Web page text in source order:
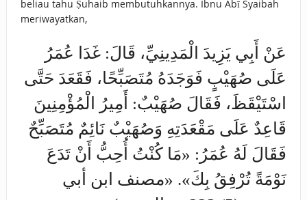
beliau tahu Ṣuhaib membutuhkannya. Ibnu Abī Syaibah
meriwayatkan,
عَنْ أَبِي يَزِيدَ الْمَدِينِيِّ، قَالَ: غَدَا ‌عُمَرُ
‌عَلَى ‌صُهَيْبٍ ‌فَوَجَدَهُ ‌مُتَصَبِّحًا، فَقَعَدَ حَتَّى
اسْتَيْقَظَ، فَقَالَ صُهَيْبٌ: أَمِيرُ الْمُؤْمِنِينَ
قَاعِدٌ عَلَى مَقْعَدَتِهِ وَصُهَيْبٌ نَائِمٌ مُتَصَبِّحٌ
فَقَالَ لَهُ عُمَرُ: «مَا كُنْتُ أُحِبُّ أَنْ تَدَعَ
نَوْمَةً تُرْفِقُ بِكَ». «مصنف ابن أبي